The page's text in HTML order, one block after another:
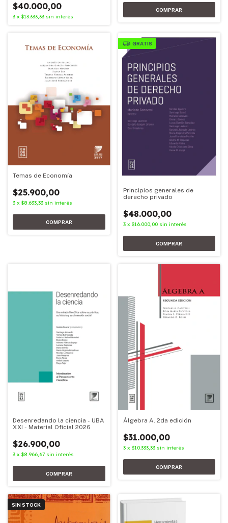
$40.000,00
3 x $13.333,33 sin interés
Temas de Economía
$25.900,00
3 x $8.633,33 sin interés
GRATIS
Principios generales de
derecho privado
$48.000,00
3 x $16.000,00 sin interés
Desenredando la ciencia - UBA
XXI - Material Oficial 2026
$26.900,00
3 x $8.966,67 sin interés
Álgebra A. 2da edición
$31.000,00
3 x $10.333,33 sin interés
SIN STOCK